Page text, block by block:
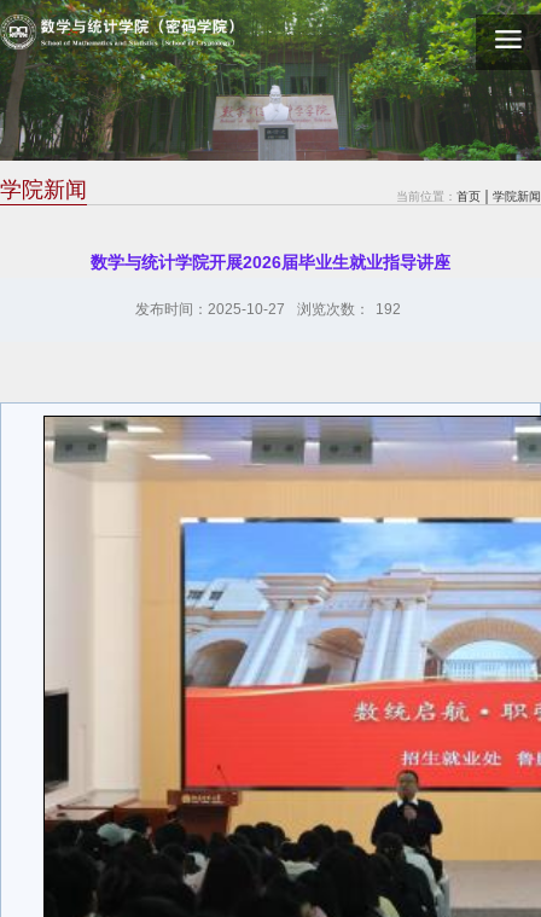
学院新闻 当前位置： 首页 学院新闻
数学与统计学院开展2026届毕业生就业指导讲座
发布时间：2025-10-27 浏览次数： 192